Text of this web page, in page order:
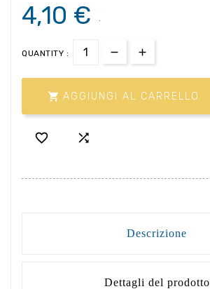
4,10 € .
QUANTITY :
 AGGIUNGI AL CARRELLO
 
Descrizione
Dettagli del prodotto